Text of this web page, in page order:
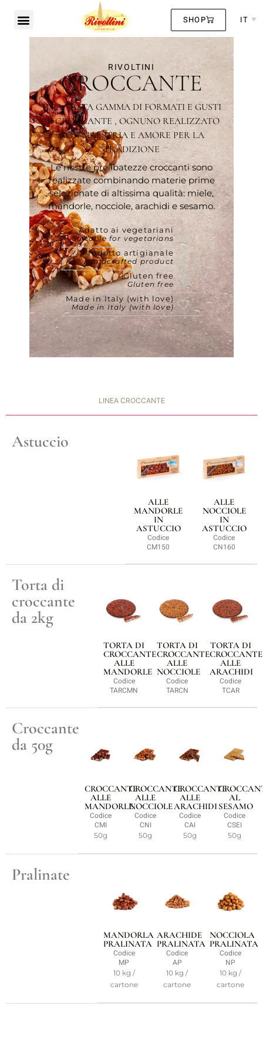
SHOP IT
RIVOLTINI
CROCCANTE
UNA VASTA GAMMA DI FORMATI E GUSTI
DI CROCCANTE , OGNUNO REALIZZATO
CON MAESTRIA E AMORE PER LA
TRADIZIONE
Le nostre prelibatezze croccanti sono
realizzate combinando materie prime
selezionate di altissima qualità: miele,
mandorle, nocciole, arachidi e sesamo.
Adatto ai vegetariani
Suitable for vegetarians
Prodotto artigianale
Handcrafted product
Gluten free
Gluten free
Made in Italy (with love)
Made in Italy (with love)
LINEA CROCCANTE
Astuccio
ALLE
MANDORLE
IN
ASTUCCIO
Codice
CM150
ALLE
NOCCIOLE
IN
ASTUCCIO
Codice
CN160
Torta di
croccante
da 2kg
TORTA DI
CROCCANTE
ALLE
MANDORLE
Codice
TARCMN
TORTA DI
CROCCANTE
ALLE
NOCCIOLE
Codice
TARCN
TORTA DI
CROCCANTE
ALLE
ARACHIDI
Codice
TCAR
Croccante
da 50g
CROCCANTE
ALLE
MANDORLE
Codice
CMI
50g
CROCCANTE
ALLE
NOCCIOLE
Codice
CNI
50g
CROCCANTE
ALLE
ARACHIDI
Codice
CAI
50g
AL
SESAMO
Codice
CSEI
50g
Pralinate
MANDORLA
PRALINATA
Codice
MP
10 kg /
cartone
ARACHIDE
PRALINATA
Codice
AP
10 kg /
cartone
NOCCIOLA
PRALINATA
Codice
NP
10 kg /
cartone